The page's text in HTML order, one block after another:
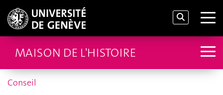
MAISON DE L'HISTOIRE
Conseil